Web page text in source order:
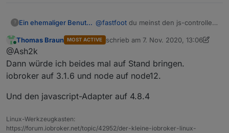
? Ein ehemaliger Benutzer @fastfoot du meinst den js-controller?
Node.js 10.16.3
Online
Thomas Braun MOST ACTIVE schrieb am 7. Nov. 2020, 13:06
zuletzt editiert von Thomas Braun
@Ash2k
Dann würde ich beides mal auf Stand bringen.
iobroker auf 3.1.6 und node auf node12.
Und den javascript-Adapter auf 4.8.4
Linux-Werkzeugkasten:
https://forum.iobroker.net/topic/42952/der-kleine-iobroker-linux-